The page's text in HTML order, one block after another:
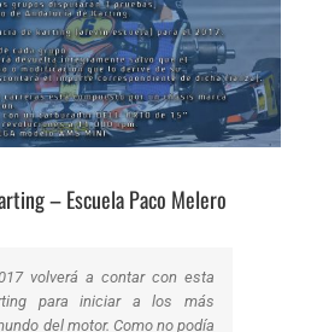
– Escuela Paco Melero
volverá a contar con esta
para iniciar a los más
del motor. Como no podía